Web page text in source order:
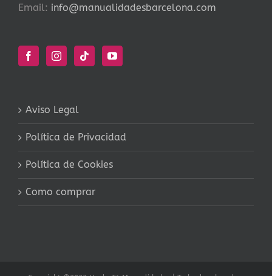
Email: info@manualidadesbarcelona.com
Aviso Legal
Política de Privacidad
Política de Cookies
Como comprar